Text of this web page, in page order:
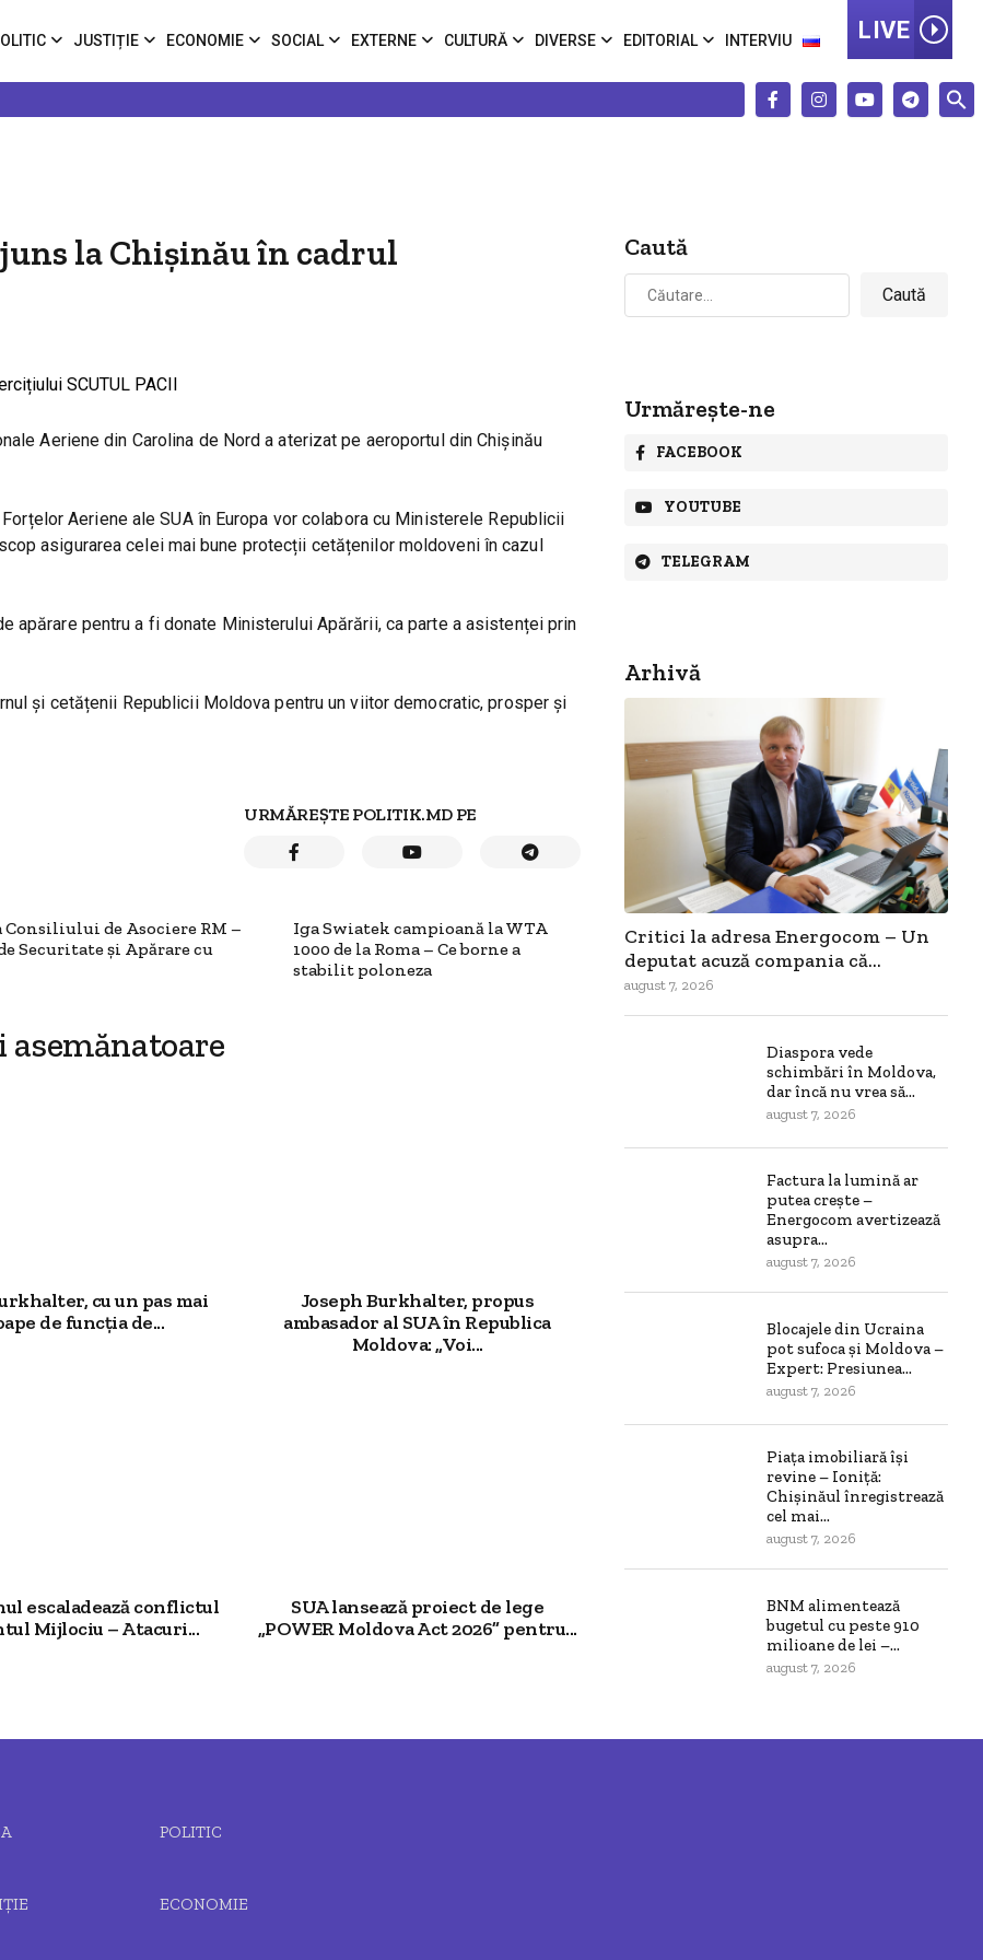
JUSTIȚIE ECONOMIE SOCIAL EXTERNE CULTURĂ DIVERSE EDITORIAL INTERVIU LIVE
la Chișinău în cadrul
Aeriene din Carolina de Nord a aterizat pe aeroportul din Chișinău
Aeriene ale SUA în Europa vor colabora cu Ministerele Republicii
asigurarea celei mai bune protecții cetățenilor moldoveni în cazul
apărare pentru a fi donate Ministerului Apărării, ca parte a asistenței prin
și cetățenii Republicii Moldova pentru un viitor democratic, prosper și
URMĂREȘTE POLITIK.MD PE
de Asociere RM –
Securitate și Apărare cu
Iga Swiatek campioană la WTA
1000 de la Roma – Ce borne a
stabilit poloneza
asemănatoare
cu un pas mai
de funcția de...
Joseph Burkhalter, propus
ambasador al SUA în Republica
Moldova: „Voi...
escaladează conflictul
Mijlociu – Atacuri...
SUA lansează proiect de lege
„POWER Moldova Act 2026” pentru...
Caută
Caută
după:
Urmărește-ne
FACEBOOK
YOUTUBE
TELEGRAM
Arhivă
Critici la adresa Energocom – Un
deputat acuză compania că...
august 7, 2026
Diaspora vede
schimbări în Moldova,
dar încă nu vrea să...
august 7, 2026
Factura la lumină ar
putea crește –
Energocom avertizează
asupra...
august 7, 2026
Blocajele din Ucraina
pot sufoca și Moldova –
Expert: Presiunea...
august 7, 2026
Piața imobiliară își
revine – Ioniță:
Chișinăul înregistrează
cel mai...
august 7, 2026
BNM alimentează
bugetul cu peste 910
milioane de lei –...
august 7, 2026
POLITIC
ECONOMIE